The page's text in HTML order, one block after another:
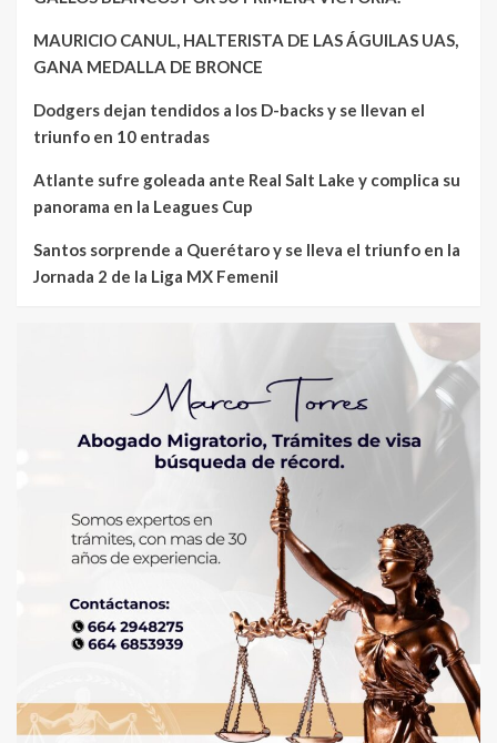
MAURICIO CANUL, HALTERISTA DE LAS ÁGUILAS UAS,
GANA MEDALLA DE BRONCE
Dodgers dejan tendidos a los D-backs y se llevan el
triunfo en 10 entradas
Atlante sufre goleada ante Real Salt Lake y complica su
panorama en la Leagues Cup
Santos sorprende a Querétaro y se lleva el triunfo en la
Jornada 2 de la Liga MX Femenil